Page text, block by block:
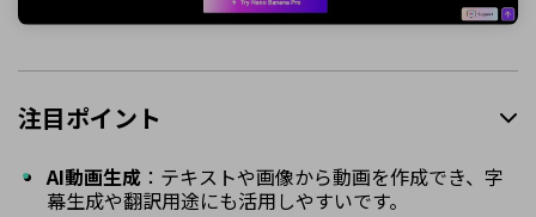
注目ポイント
AI動画生成 ：テキストや画像から動画を作成でき、字
幕生成や翻訳用途にも活用しやすいです。